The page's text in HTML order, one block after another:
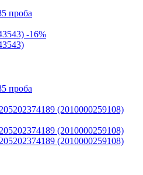
проба
-16%
проба